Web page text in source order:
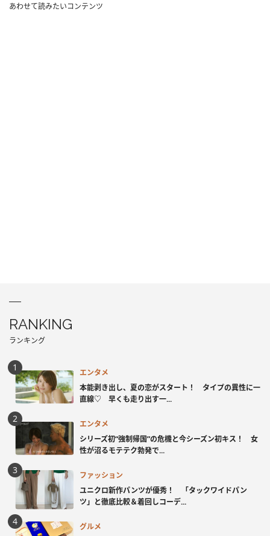
あわせて読みたいコンテンツ
RANKING
ランキング
エンタメ
本能剥き出し、夏の恋がスタート！ タイプの異性に一
直線♡ 早くも走り出す一...
エンタメ
シリーズ初“強制帰国”の危機と今シーズン初キス！ 女
性が沼るモテテク勃発で...
ファッション
ユニクロ新作パンツが優秀！ 「タックワイドパン
ツ」と徹底比較＆着回しコーデ...
グルメ